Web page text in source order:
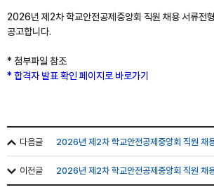
2026년 제2차 학교안전공제중앙회 직원 채용 서류전
공고합니다.
* 첨부파일 참조
* 합격자 발표 확인 페이지로 바로가기
다음글 2026년 제2차 학교안전공제중앙회 직원 채
이전글 2026년 제2차 학교안전공제중앙회 직원 채